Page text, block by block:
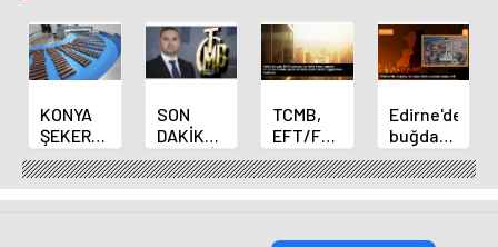
KONYA
ŞEKER
YILLIK 7
BİN 500
TON
SON
DAKİKA
HABERİ:
Yeni
Merkez
TCMB,
EFT/FAST
işlemleri
için
fazla
uygulamasını
Edirne'de
buğday
ve arpa
ekim
sezonu
erdi